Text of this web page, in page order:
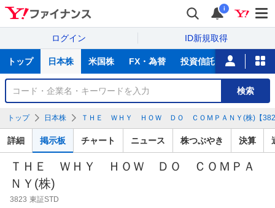
i
ログイン ID新規取得
サ
トップ 日本株 米国株 FX・為替 投資信託 ニュース
銘
検
索
検索
トップ 日本株 ＴＨＥ ＷＨＹ ＨＯＷ ＤＯ ＣＯＭＰＡＮＹ(株)【
詳細 掲示板 チャート ニュース 株つぶやき 決算
ＴＨＥ ＷＨＹ ＨＯＷ ＤＯ ＣＯＭＰＡ
ＮＹ(株)
3823 東証STD